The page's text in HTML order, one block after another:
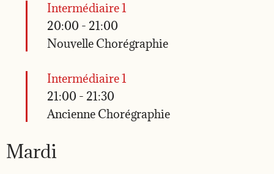
Intermédiaire 1
20:00 - 21:00
Nouvelle Chorégraphie
Intermédiaire 1
21:00 - 21:30
Ancienne Chorégraphie
Mardi